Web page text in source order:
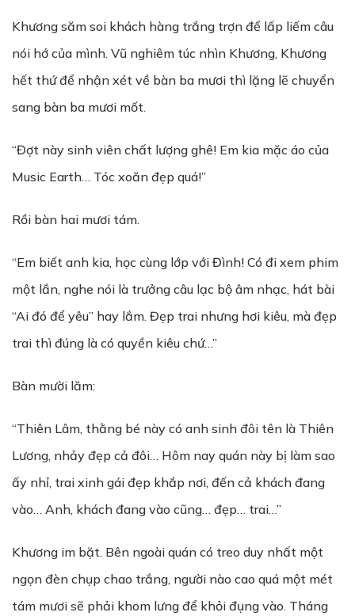
Khương săm soi khách hàng trắng trợn để lấp liếm câu
nói hớ của mình. Vũ nghiêm túc nhìn Khương, Khương
hết thứ để nhận xét về bàn ba mươi thì lặng lẽ chuyển
sang bàn ba mươi mốt.
“Đợt này sinh viên chất lượng ghê! Em kia mặc áo của
Music Earth… Tóc xoăn đẹp quá!”
Rồi bàn hai mươi tám.
“Em biết anh kia, học cùng lớp với Đình! Có đi xem phim
một lần, nghe nói là trưởng câu lạc bộ âm nhạc, hát bài
“Ai đó để yêu” hay lắm. Đẹp trai nhưng hơi kiêu, mà đẹp
trai thì đúng là có quyền kiêu chứ…”
Bàn mười lăm:
“Thiên Lâm, thằng bé này có anh sinh đôi tên là Thiên
Lương, nhảy đẹp cả đôi… Hôm nay quán này bị làm sao
ấy nhỉ, trai xinh gái đẹp khắp nơi, đến cả khách đang
vào… Anh, khách đang vào cũng… đẹp… trai…”
Khương im bặt. Bên ngoài quán có treo duy nhất một
ngọn đèn chụp chao trắng, người nào cao quá một mét
tám mươi sẽ phải khom lưng để khỏi đụng vào. Tháng